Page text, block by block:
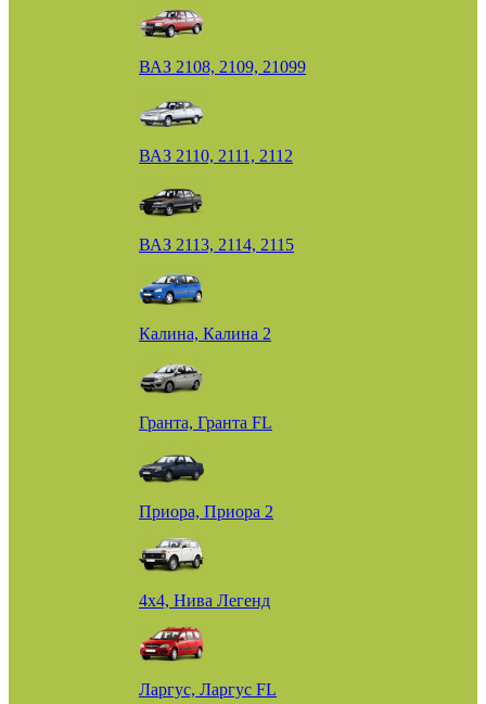
ВАЗ 2108, 2109, 21099
ВАЗ 2110, 2111, 2112
ВАЗ 2113, 2114, 2115
Калина, Калина 2
Гранта, Гранта FL
Приора, Приора 2
4х4, Нива Легенд
Ларгус, Ларгус FL